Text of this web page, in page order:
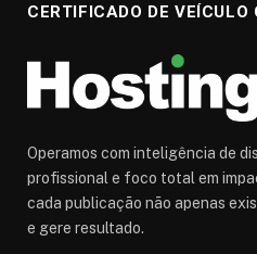
CERTIFICADO DE VEÍCULO
Operamos com inteligência de
profissional e foco total em
cada publicação não apenas
e gere resultado.